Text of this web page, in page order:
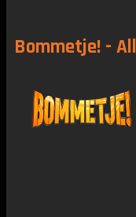
Bommetje! -